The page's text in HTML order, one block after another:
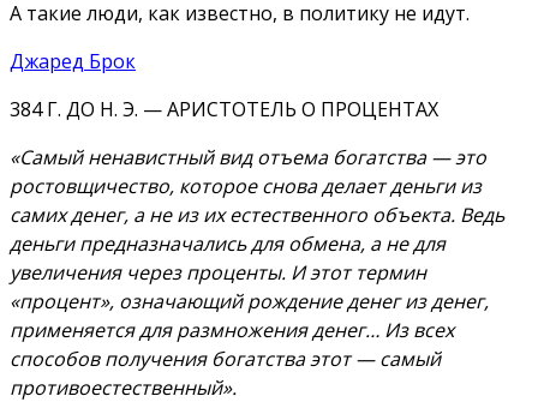
А такие люди, как известно, в политику не идут.
Джаред Брок
384 Г. ДО Н. Э. — АРИСТОТЕЛЬ О ПРОЦЕНТАХ
«Самый ненавистный вид отъема богатства — это
ростовщичество, которое снова делает деньги из
самих денег, а не из их естественного объекта. Ведь
деньги предназначались для обмена, а не для
увеличения через проценты. И этот термин
«процент», означающий рождение денег из денег,
применяется для размножения денег… Из всех
способов получения богатства этот — самый
противоестественный».